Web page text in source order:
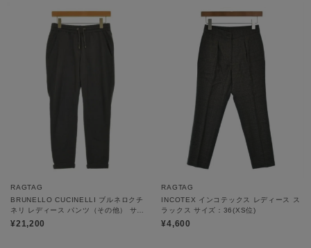
RAGTAG
BRUNELLO CUCINELLI ブルネロクチ
ネリ レディース パンツ（その他） サイ
ズ：XS
¥21,200
RAGTAG
INCOTEX インコテックス レディース ス
ラックス サイズ：36(XS位)
¥4,600